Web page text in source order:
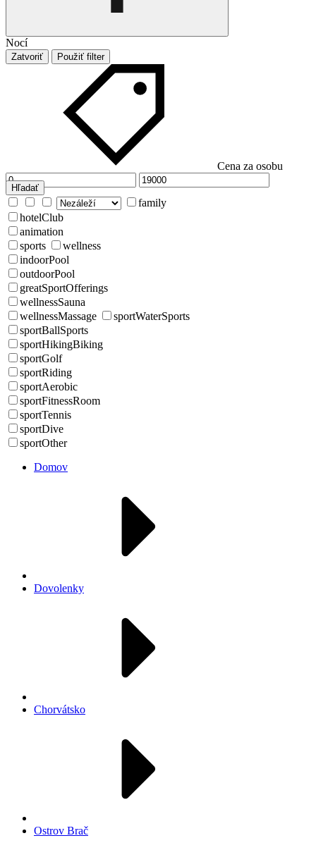
Nocí
Zatvoriť Použiť filter
Cena za osobu
Hľadať
family
hotelClub
animation
sports
wellness
indoorPool
outdoorPool
greatSportOfferings
wellnessSauna
wellnessMassage
sportWaterSports
sportBallSports
sportHikingBiking
sportGolf
sportRiding
sportAerobic
sportFitnessRoom
sportTennis
sportDive
sportOther
Domov
Dovolenky
Chorvátsko
Ostrov Brač